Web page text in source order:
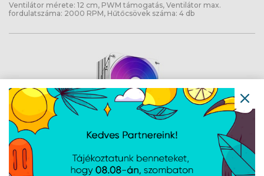
Ventilátor mérete: 12 cm, PWM támogatás, Ventilátor max.
fordulatszáma: 2000 RPM, Hűtőcsövek száma: 4 db
Zalman - CNPS9X PERFORMA PLUS -
ARGB WHITE